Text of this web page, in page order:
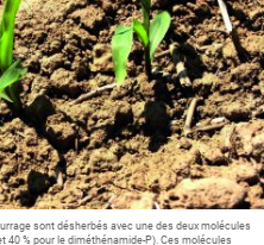
sont désherbés avec une des deux molécules
40 % pour le diméthénamide-P). Ces molécules